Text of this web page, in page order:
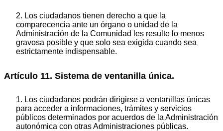
2. Los ciudadanos tienen derecho a que la
comparecencia ante un órgano o unidad de la
Administración de la Comunidad les resulte lo menos
gravosa posible y que solo sea exigida cuando sea
estrictamente indispensable.
Artículo 11. Sistema de ventanilla única.
1. Los ciudadanos podrán dirigirse a ventanillas únicas
para acceder a informaciones, trámites y servicios
públicos determinados por acuerdos de la Administración
autonómica con otras Administraciones públicas.